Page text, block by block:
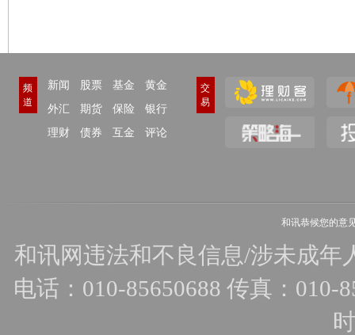
频
道
新闻 股票 基金
黄金
外汇
期货 保险
银行
理财
债券 互金 评论
交
易
和讯恭候您的意
和讯网违法和不良信息/涉未成年
电话：010-85650688 传真：010-